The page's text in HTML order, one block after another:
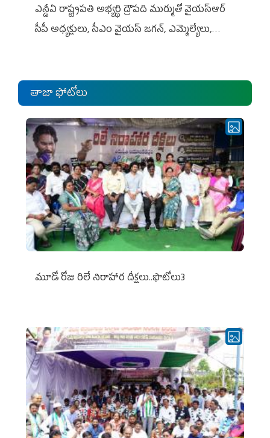
ఎన్డీఏ రాష్ట్ర‌ప‌తి అభ్య‌ర్థి ద్రౌప‌ది ముర్ముతో వైయ‌స్ఆర్
సీపీ అధ్య‌క్షులు, సీఎం వైయ‌స్ జ‌గ‌న్, ఎమ్మెల్యేలు,
తాజా ఫోటోలు
మూడో రోజు రిలే నిరాహార దీక్షలు..ఫొటోలు3